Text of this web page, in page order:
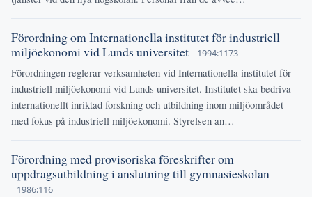
Förordning om Internationella institutet för industriell
miljöekonomi vid Lunds universitet
1994:1173
Förordningen reglerar verksamheten vid Internationella institutet för
industriell miljöekonomi vid Lunds universitet. Institutet ska bedriva
internationellt inriktad forskning och utbildning inom miljöområdet
med fokus på industriell miljöekonomi. Styrelsen an…
Förordning med provisoriska föreskrifter om
uppdragsutbildning i anslutning till gymnasieskolan
1986:116